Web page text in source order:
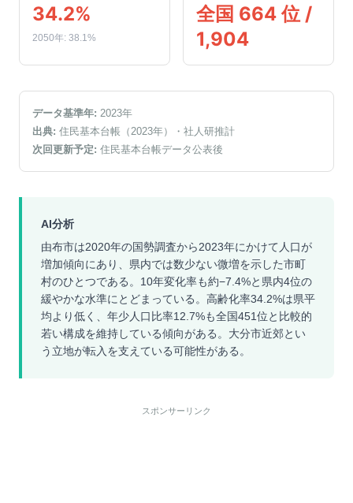
34.2%
2050年: 38.1%
全国 664 位 /
1,904
データ基準年: 2023年
出典: 住民基本台帳（2023年）
・社人研推計
次回更新予定: 住民基本台帳データ公表後
AI分析
由布市は2020年の国勢調査から2023年にかけて人口が
増加傾向にあり、県内では数少ない微増を示した市町
村のひとつである。10年変化率も約−7.4%と県内4位の
緩やかな水準にとどまっている。高齢化率34.2%は県平
均より低く、年少人口比率12.7%も全国451位と比較的
若い構成を維持している傾向がある。大分市近郊とい
う立地が転入を支えている可能性がある。
スポンサーリンク